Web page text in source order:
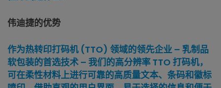
伟迪捷的优势
作为热转印打码机 (TTO) 领域的领先企业 – 乳制品
软包装的首选技术 – 我们的高分辨率 TTO 打码机，
可在柔性材料上进行可靠的高质量文本、条码和徽标